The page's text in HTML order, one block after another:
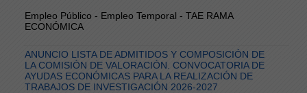
Empleo Público - Empleo Temporal - TAE RAMA
ECONÓMICA
ANUNCIO LISTA DE ADMITIDOS Y COMPOSICIÓN DE
LA COMISIÓN DE VALORACIÓN. CONVOCATORIA DE
AYUDAS ECONÓMICAS PARA LA REALIZACIÓN DE
TRABAJOS DE INVESTIGACIÓN 2026-2027